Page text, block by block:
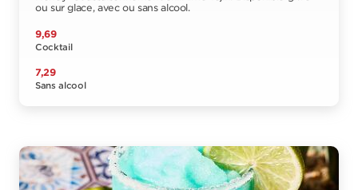
ou sur glace, avec ou sans alcool.
9,69
Cocktail
7,29
Sans alcool